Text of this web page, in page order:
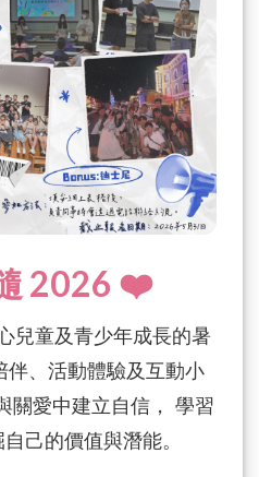
2026 ❤️
兒童及青少年成長的暑
伴、活動體驗及互動小
關愛中建立自信， 學習
己的價值與潛能。